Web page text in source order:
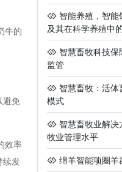
牛的
避免
效率
续发
智能养殖，智能
及其在科学养殖中
智慧畜牧科技
监管
智慧畜牧：活
模式
智慧畜牧业解
牧业管理水平
绵羊智能项圈羊